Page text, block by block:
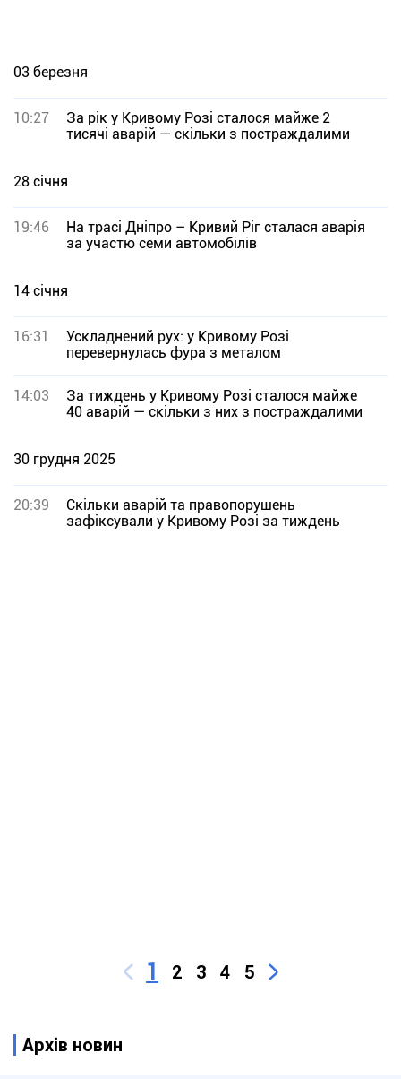
03 березня
10:27
За рік у Кривому Розі сталося майже 2
тисячі аварій — скільки з постраждалими
28 січня
19:46
На трасі Дніпро – Кривий Ріг сталася аварія
за участю семи автомобілів
14 січня
16:31
Ускладнений рух: у Кривому Розі
перевернулась фура з металом
14:03
За тиждень у Кривому Розі сталося майже
40 аварій — скільки з них з постраждалими
30 грудня 2025
20:39
Скільки аварій та правопорушень
зафіксували у Кривому Розі за тиждень
1 2 3 4 5
Архів новин